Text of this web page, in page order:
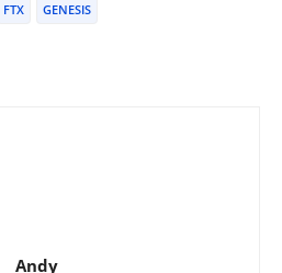
FTX GENESIS
Andy